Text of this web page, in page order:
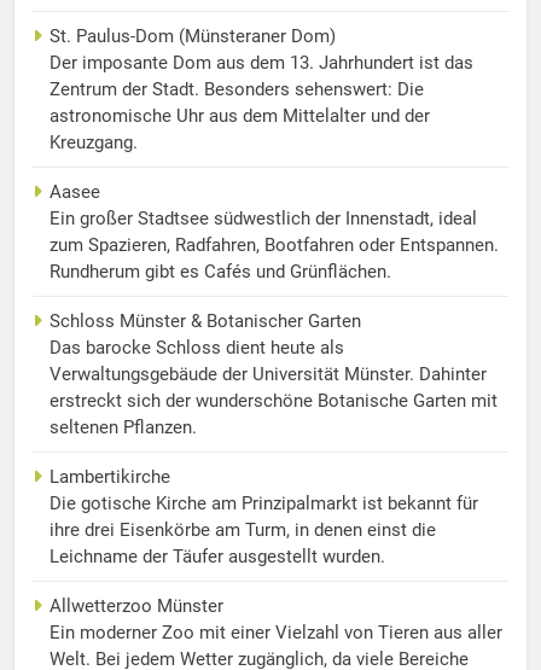
St. Paulus-Dom (Münsteraner Dom)
Der imposante Dom aus dem 13. Jahrhundert ist das
Zentrum der Stadt. Besonders sehenswert: Die
astronomische Uhr aus dem Mittelalter und der
Kreuzgang.
Aasee
Ein großer Stadtsee südwestlich der Innenstadt, ideal
zum Spazieren, Radfahren, Bootfahren oder Entspannen.
Rundherum gibt es Cafés und Grünflächen.
Schloss Münster & Botanischer Garten
Das barocke Schloss dient heute als
Verwaltungsgebäude der Universität Münster. Dahinter
erstreckt sich der wunderschöne Botanische Garten mit
seltenen Pflanzen.
Lambertikirche
Die gotische Kirche am Prinzipalmarkt ist bekannt für
ihre drei Eisenkörbe am Turm, in denen einst die
Leichname der Täufer ausgestellt wurden.
Allwetterzoo Münster
Ein moderner Zoo mit einer Vielzahl von Tieren aus aller
Welt. Bei jedem Wetter zugänglich, da viele Bereiche